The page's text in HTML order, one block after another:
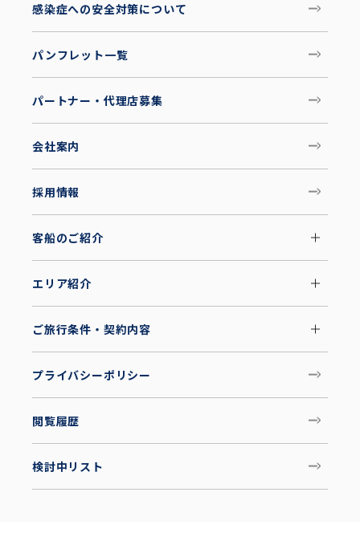
感染症への安全対策について
パンフレット一覧
パートナー・代理店募集
会社案内
採用情報
客船のご紹介
エリア紹介
ご旅行条件・契約内容
プライバシーポリシー
閲覧履歴
検討中リスト